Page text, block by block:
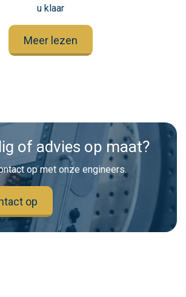
u klaar
Meer lezen
of advies op maat?
op met onze engineers.
op